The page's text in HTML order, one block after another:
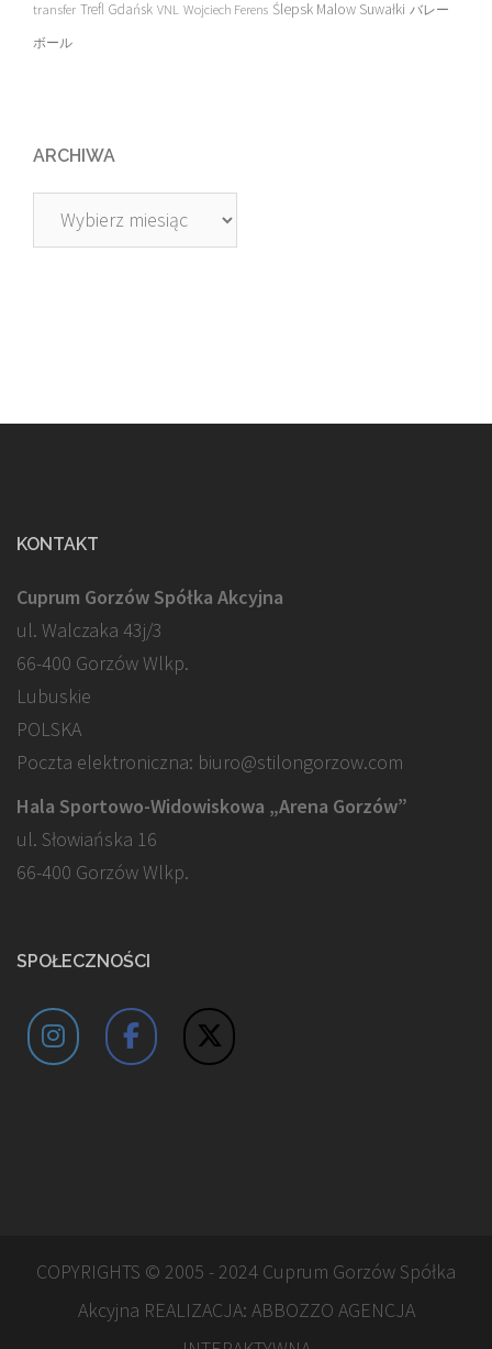
transfer Trefl Gdańsk VNL Wojciech Ferens Ślepsk Malow Suwałki バレー
ボール
ARCHIWA
Archiwa
KONTAKT
Cuprum Gorzów Spółka Akcyjna
ul. Walczaka 43j/3
66-400 Gorzów Wlkp.
Lubuskie
POLSKA
Poczta elektroniczna: biuro@stilongorzow.com
Hala Sportowo-Widowiskowa „Arena Gorzów”
ul. Słowiańska 16
66-400 Gorzów Wlkp.
SPOŁECZNOŚCI
COPYRIGHTS © 2005 - 2024 Cuprum Gorzów Spółka
Akcyjna REALIZACJA: ABBOZZO AGENCJA